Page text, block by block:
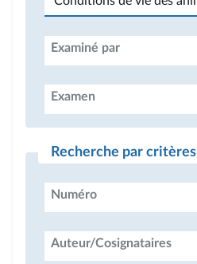
Examiné par
Examen
Recherche par critères
Numéro
Auteur/Cosignataires